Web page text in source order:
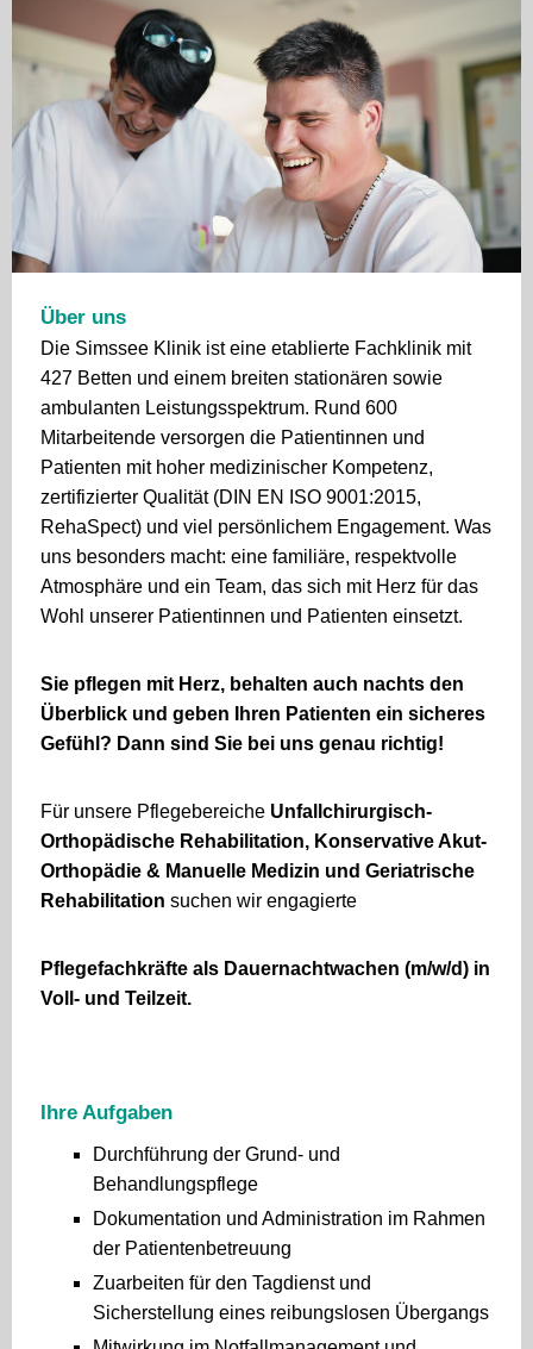
Über uns
Die Simssee Klinik ist eine etablierte Fachklinik mit
427 Betten und einem breiten stationären sowie
ambulanten Leistungsspektrum. Rund 600
Mitarbeitende versorgen die Patientinnen und
Patienten mit hoher medizinischer Kompetenz,
zertifizierter Qualität (DIN EN ISO 9001:2015,
RehaSpect) und viel persönlichem Engagement. Was
uns besonders macht: eine familiäre, respektvolle
Atmosphäre und ein Team, das sich mit Herz für das
Wohl unserer Patientinnen und Patienten einsetzt.
Sie pflegen mit Herz, behalten auch nachts den
Überblick und geben Ihren Patienten ein sicheres
Gefühl? Dann sind Sie bei uns genau richtig!
Für unsere Pflegebereiche Unfallchirurgisch-
Orthopädische Rehabilitation, Konservative Akut-
Orthopädie & Manuelle Medizin und Geriatrische
Rehabilitation suchen wir engagierte
Pflegefachkräfte als Dauernachtwachen (m/w/d) in
Voll- und Teilzeit.
Ihre Aufgaben
Durchführung der Grund- und
Behandlungspflege
Dokumentation und Administration im Rahmen
der Patientenbetreuung
Zuarbeiten für den Tagdienst und
Sicherstellung eines reibungslosen Übergangs